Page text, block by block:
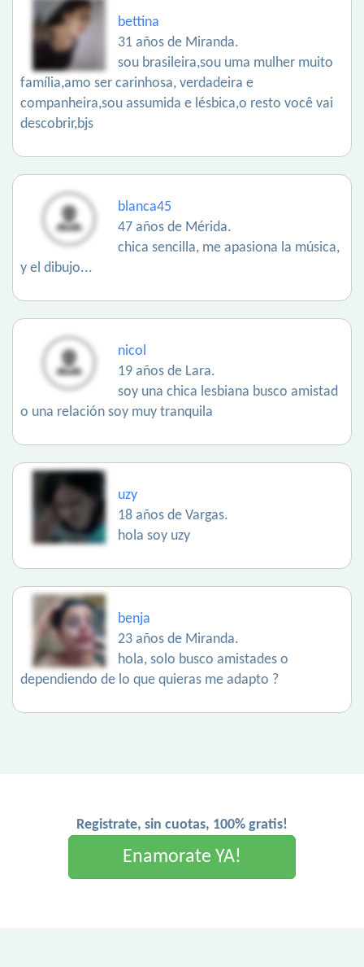
bettina
31 años de Miranda.
sou brasileira,sou uma mulher muito
família,amo ser carinhosa, verdadeira e
companheira,sou assumida e lésbica,o resto você vai
descobrir,bjs
blanca45
47 años de Mérida.
chica sencilla, me apasiona la música,
y el dibujo...
nicol
19 años de Lara.
soy una chica lesbiana busco amistad
o una relación soy muy tranquila
uzy
18 años de Vargas.
hola soy uzy
benja
23 años de Miranda.
hola, solo busco amistades o
dependiendo de lo que quieras me adapto ?
Registrate, sin cuotas, 100% gratis!
Enamorate YA!